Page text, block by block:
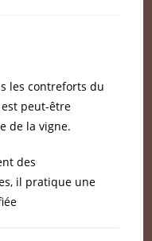
les contreforts du
peut-être
de la vigne.
des
il pratique une